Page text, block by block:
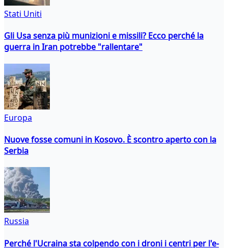
Stati Uniti
Gli Usa senza più munizioni e missili? Ecco perché la
guerra in Iran potrebbe "rallentare"
Europa
Nuove fosse comuni in Kosovo. È scontro aperto con la
Serbia
Russia
Perché l'Ucraina sta colpendo con i droni i centri per l'e-